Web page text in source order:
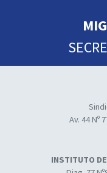
Av. 44 Nº
INSTITUTO